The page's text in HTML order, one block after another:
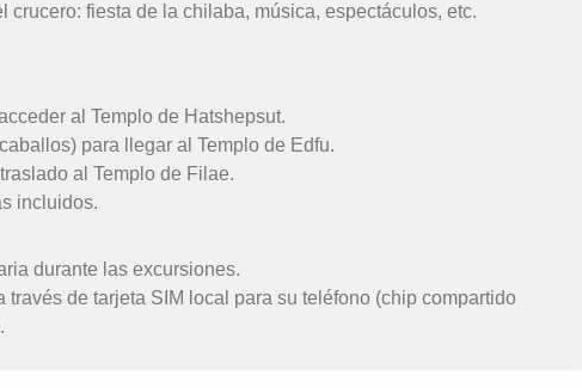
crucero: fiesta de la chilaba, música, espectáculos, etc.
al Templo de Hatshepsut.
para llegar al Templo de Edfu.
al Templo de Filae.
incluidos.
durante las excursiones.
través de tarjeta SIM local para su teléfono (chip compartido